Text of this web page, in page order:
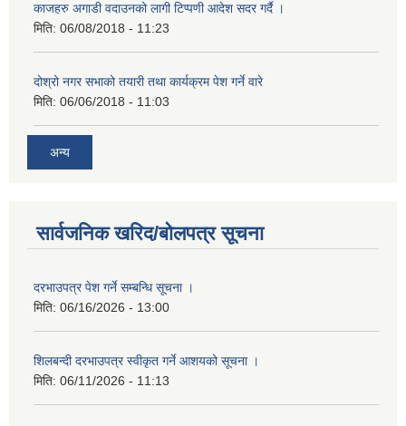
काजहरु अगाडी वदाउनको लागी टिप्पणी आदेश सदर गर्दै ।
मिति: 06/08/2018 - 11:23
दोश्रो नगर सभाको तयारी तथा कार्यक्रम पेश गर्ने वारे
मिति: 06/06/2018 - 11:03
अन्य
सार्वजनिक खरिद/बोलपत्र सूचना
दरभाउपत्र पेश गर्ने सम्बन्धि सूचना ।
मिति: 06/16/2026 - 13:00
शिलबन्दी दरभाउपत्र स्वीकृत गर्ने आशयको सूचना ।
मिति: 06/11/2026 - 11:13